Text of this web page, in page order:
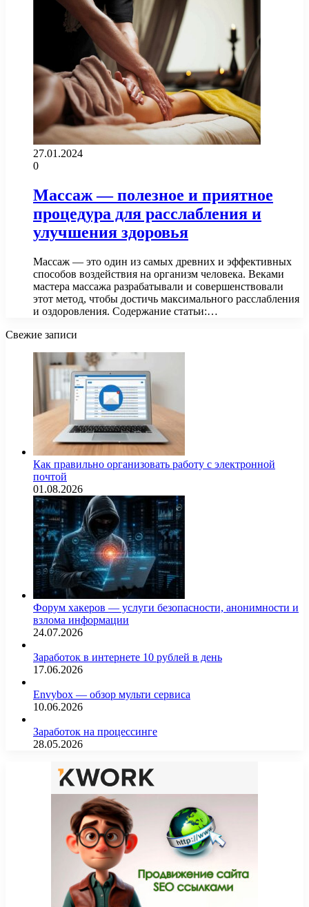
27.01.2024
0
Массаж — полезное и приятное
процедура для расслабления и
улучшения здоровья
Массаж — это один из самых древних и эффективных
способов воздействия на организм человека. Веками
мастера массажа разрабатывали и совершенствовали
этот метод, чтобы достичь максимального расслабления
и оздоровления. Содержание статьи:…
Свежие записи
Как правильно организовать работу с электронной
почтой
01.08.2026
Форум хакеров — услуги безопасности, анонимности и
взлома информации
24.07.2026
Заработок в интернете 10 рублей в день
17.06.2026
Envybox — обзор мульти сервиса
10.06.2026
Заработок на процессинге
28.05.2026